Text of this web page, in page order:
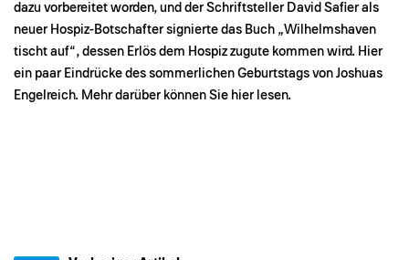
dazu vorbereitet worden, und der Schriftsteller David Safier als
neuer Hospiz-Botschafter signierte das Buch „Wilhelmshaven
tischt auf“, dessen Erlös dem Hospiz zugute kommen wird. Hier
ein paar Eindrücke des sommerlichen Geburtstags von Joshuas
Engelreich. Mehr darüber können Sie hier lesen.